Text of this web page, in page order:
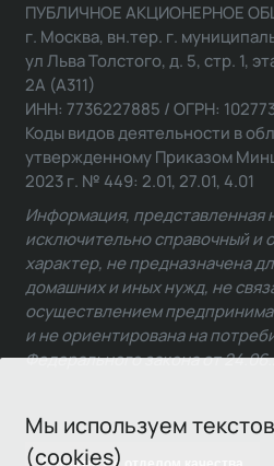
Мы используем
(cookies)
ПУБЛИЧНОЕ АКЦИОНЕРНОЕ
г. Москва, вн.тер. г.
ул Льва Толстого, д. 5, стр. 1,
2А (А311)
ИНН: 7736227885 / ОГРН:
Коды видов деятельности в
утвержденному Приказом
2023 г. № 449: 2.01, 27.01, 4.01
Информация, представленная
исключительно справочный и
характер, не предназначена
домашних и иных нужд, не
осуществлением
и не ориентирована на
Федерального закона от